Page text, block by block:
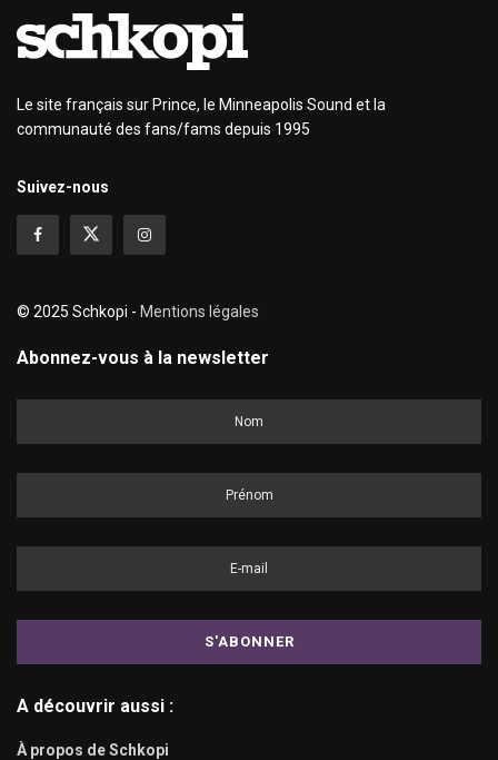
Le site français sur Prince, le Minneapolis Sound et la
communauté des fans/fams depuis 1995
Suivez-nous
© 2025 Schkopi - Mentions légales
Abonnez-vous à la newsletter
A découvrir aussi :
À propos de Schkopi